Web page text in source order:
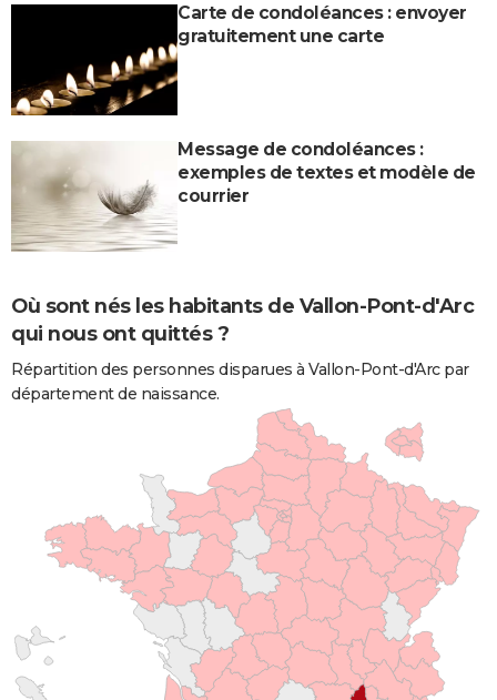
Carte de condoléances : envoyer
gratuitement une carte
Message de condoléances :
exemples de textes et modèle de
courrier
Où sont nés les habitants de Vallon-Pont-d'Arc
qui nous ont quittés ?
Répartition des personnes disparues à Vallon-Pont-d'Arc par
département de naissance.